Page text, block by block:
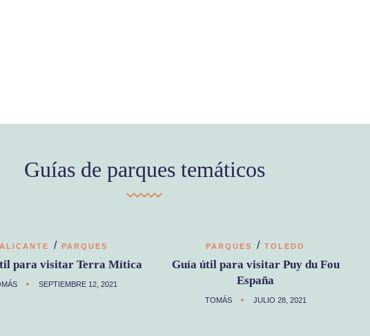
Guías de parques temáticos
ALICANTE / PARQUES
para visitar Terra Mítica
SEPTIEMBRE 12, 2021
PARQUES / TOLEDO
Guía útil para visitar Puy du Fou
España
TOMÁS JULIO 28, 2021